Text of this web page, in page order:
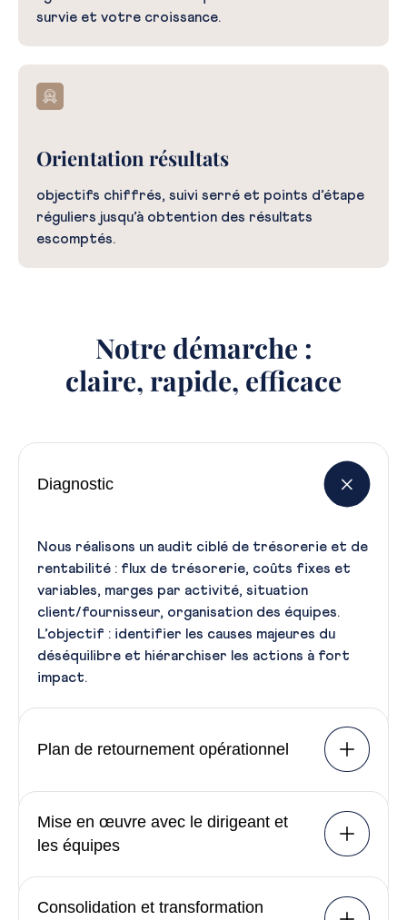
survie et votre croissance.
Orientation résultats
objectifs chiffrés, suivi serré et points d’étape
réguliers jusqu’à obtention des résultats
escomptés.
Notre démarche :
claire, rapide, efficace
Diagnostic
Nous réalisons un audit ciblé de trésorerie et de
rentabilité : flux de trésorerie, coûts fixes et
variables, marges par activité, situation
client/fournisseur, organisation des équipes.
L’objectif : identifier les causes majeures du
déséquilibre et hiérarchiser les actions à fort
impact.
Plan de retournement opérationnel
Mise en œuvre avec le dirigeant et
les équipes
Consolidation et transformation